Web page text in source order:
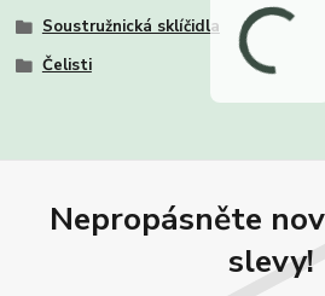
Soustružnická sklíčidla
Čelisti
Nepropásněte
slevy!